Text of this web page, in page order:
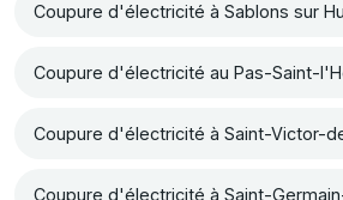
Coupure d'électricité à Sablons sur
Coupure d'électricité au Pas-Saint-
Coupure d'électricité à Saint-Victor-
Coupure d'électricité à Saint-